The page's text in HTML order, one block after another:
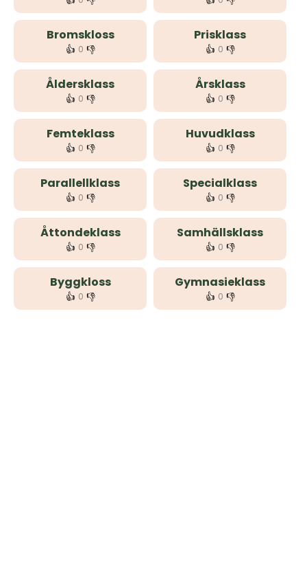
Bromskloss
👍 0 👎
Prisklass
👍 0 👎
Åldersklass
👍 0 👎
Årsklass
👍 0 👎
Femteklass
👍 0 👎
Huvudklass
👍 0 👎
Parallellklass
👍 0 👎
Specialklass
👍 0 👎
Åttondeklass
👍 0 👎
Samhällsklass
👍 0 👎
Byggkloss
👍 0 👎
Gymnasieklass
👍 0 👎